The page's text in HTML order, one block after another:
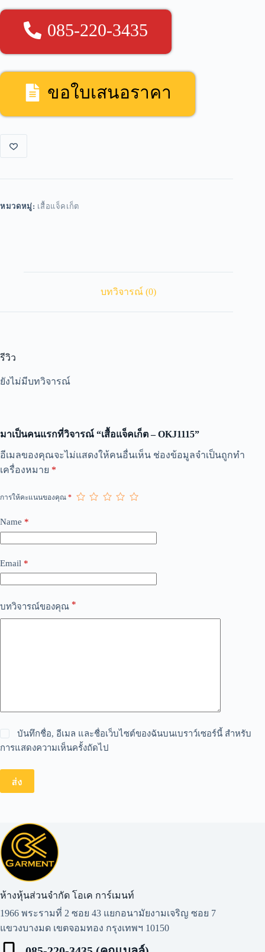
085-220-3435
ขอใบเสนอราคา
หมวดหมู่: เสื้อแจ็คเก็ต
บทวิจารณ์ (0)
รีวิว
ยังไม่มีบทวิจารณ์
มาเป็นคนแรกที่วิจารณ์ “เสื้อแจ็คเก็ต – OKJ1115”
อีเมลของคุณจะไม่แสดงให้คนอื่นเห็น ช่องข้อมูลจำเป็นถูกทำ
เครื่องหมาย *
การให้คะแนนของคุณ *
Name *
Email *
บทวิจารณ์ของคุณ *
บันทึกชื่อ, อีเมล และชื่อเว็บไซต์ของฉันบนเบราว์เซอร์นี้ สำหรับ
การแสดงความเห็นครั้งถัดไป
ส่ง
A
t
r
a
t
e
ห้างหุ้นส่วนจำกัด โอเค การ์เมนท์​
1966 พระรามที่ 2 ซอย 43 แยกอนามัยงามเจริญ ซอย 7
แขวงบางมด เขตจอมทอง กรุงเทพฯ 10150